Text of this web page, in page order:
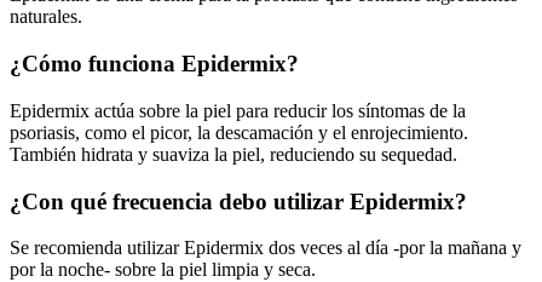
naturales.
¿Cómo funciona Epidermix?
Epidermix actúa sobre la piel para reducir los síntomas de la
psoriasis, como el picor, la descamación y el enrojecimiento.
También hidrata y suaviza la piel, reduciendo su sequedad.
¿Con qué frecuencia debo utilizar Epidermix?
Se recomienda utilizar Epidermix dos veces al día -por la mañana y
por la noche- sobre la piel limpia y seca.